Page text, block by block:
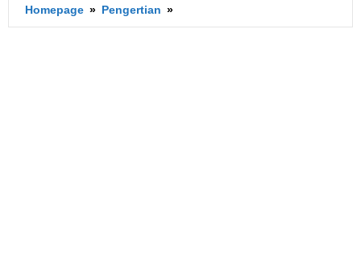
Homepage » Pengertian »
Thanks